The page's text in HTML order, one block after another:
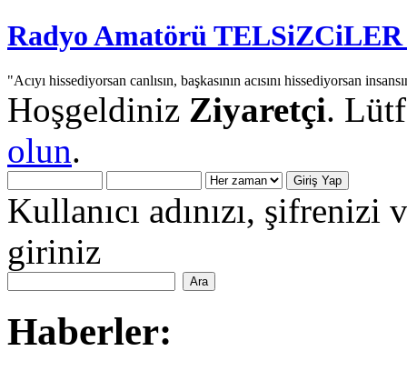
Radyo Amatörü
"Acıyı hissediyorsan canlısın, başkasının acısını hissediyorsan
Hoşgeldiniz Ziyaretçi.
olun.
Kullanıcı adınızı,
giriniz
Haberler: